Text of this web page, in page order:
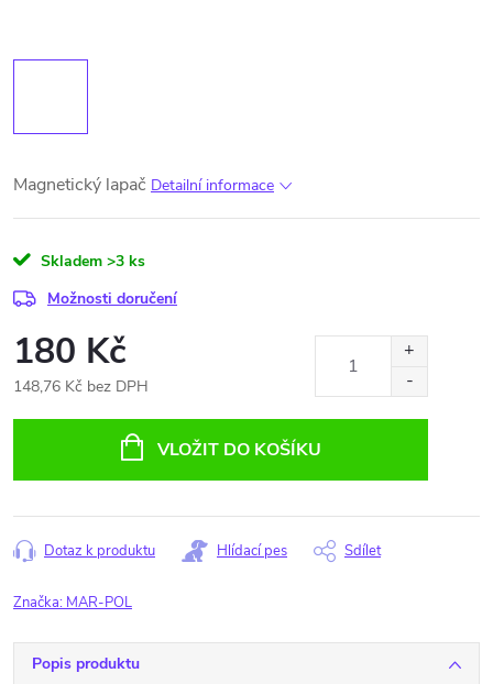
Magnetický lapač Detailní informace
Skladem >3 ks
Možnosti doručení
180 Kč
148,76 Kč bez DPH
VLOŽIT DO KOŠÍKU
Dotaz k produktu Hlídací pes Sdílet
Značka: MAR-POL
Popis produktu